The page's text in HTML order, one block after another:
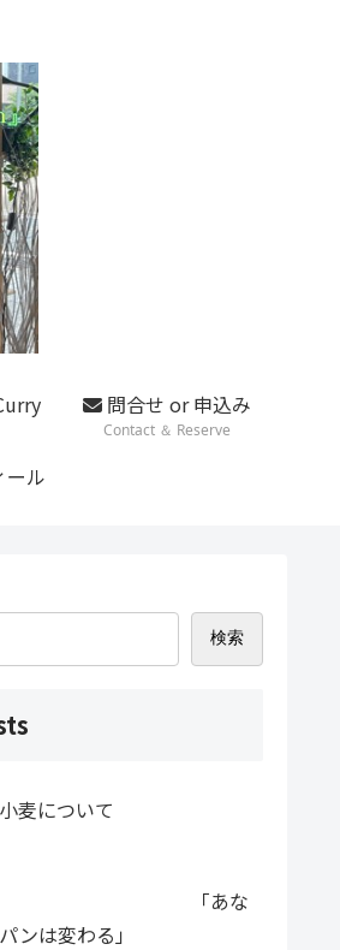
問合せ or 申込み
Contact ＆ Reserve
ール
検索
麦について
あな
ンは変わる」